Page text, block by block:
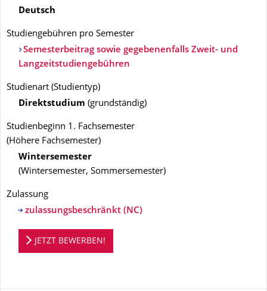
Deutsch
Studiengebühren pro Semester
Semesterbeitrag sowie gegebenenfalls Zweit- und
Langzeitstudiengebühren
Studienart (Studientyp)
Direktstudium (grundständig)
Studienbeginn 1. Fachsemester
(Höhere Fachsemester)
Wintersemester
(Wintersemester, Sommersemester)
Zulassung
zulassungsbeschränkt (NC)
Bewerbungsportal
JETZT BEWERBEN!